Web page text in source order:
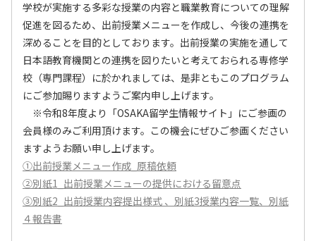
学校が実施する多彩な授業の内容と職業教育についての理解
促進を図るため、出前授業メニューを作成し、今後の連携を
深めることを目的としております。出前授業の実施を通して
日本語教育機関との連携を図りたいと考えておられる専修学
校（専門課程）に於かれましては、是非ともこのプログラム
にご参加賜りますようご案内申し上げます。
※令和8年度より「OSAKA留学生情報サイト」にご参画の
会員様のみご利用頂けます。この機会にぜひご参画ください
ますようお願い申し上げます。
①出前授業メニュー作成_原稿依頼
②別紙1_出前授業メニューの提供における留意点
③別紙2_出前授業内容提出様式 、別紙3授業内容一覧、別紙
４報告書